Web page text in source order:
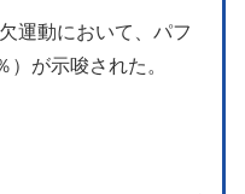
運動において、パフ
）が示唆された。